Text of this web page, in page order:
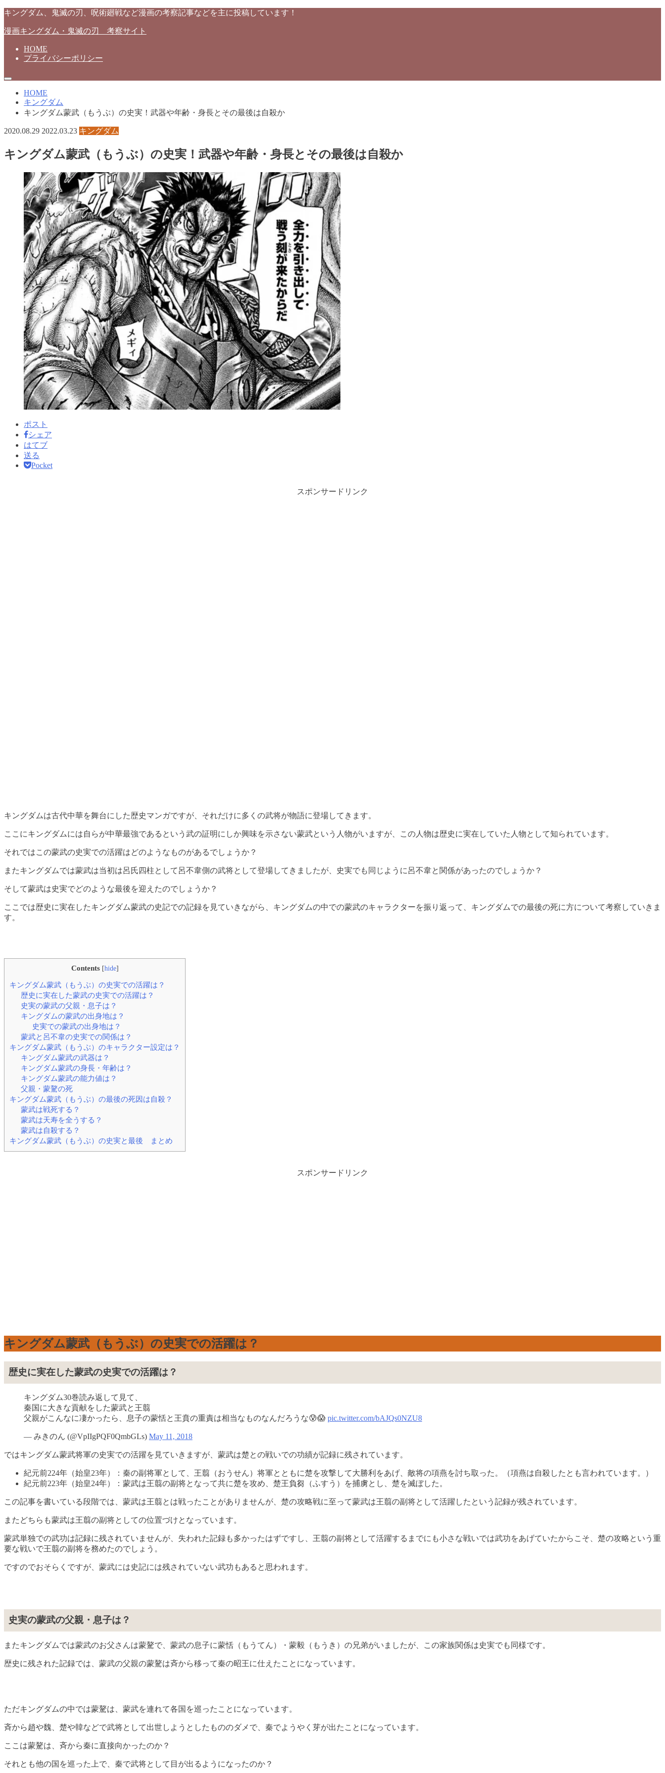
キングダム、鬼滅の刃、呪術廻戦など漫画の考察記事などを主に投稿しています！
漫画キングダム・鬼滅の刃 考察サイト
HOME
プライバシーポリシー
HOME
キングダム
キングダム蒙武（もうぶ）の史実！武器や年齢・身長とその最後は自殺か
2020.08.29 2022.03.23 キングダム
キングダム蒙武（もうぶ）の史実！武器や年齢・身長とその最後は自殺か
ポスト
シェア
はてブ
送る
Pocket
スポンサードリンク
キングダムは古代中華を舞台にした歴史マンガですが、それだけに多くの武将が物語に登場してきます。
ここにキングダムには自らが中華最強であるという武の証明にしか興味を示さない蒙武という人物がいますが、この人物は歴史に実在していた人物として知られています。
それではこの蒙武の史実での活躍はどのようなものがあるでしょうか？
またキングダムでは蒙武は当初は呂氏四柱として呂不韋側の武将として登場してきましたが、史実でも同じように呂不韋と関係があったのでしょうか？
そして蒙武は史実でどのような最後を迎えたのでしょうか？
ここでは歴史に実在したキングダム蒙武の史記での記録を見ていきながら、キングダムの中での蒙武のキャラクターを振り返って、キングダムでの最後の死に方について考察していきま
す。
Contents [hide]
キングダム蒙武（もうぶ）の史実での活躍は？
歴史に実在した蒙武の史実での活躍は？
史実の蒙武の父親・息子は？
キングダムの蒙武の出身地は？
史実での蒙武の出身地は？
蒙武と呂不韋の史実での関係は？
キングダム蒙武（もうぶ）のキャラクター設定は？
キングダム蒙武の武器は？
キングダム蒙武の身長・年齢は？
キングダム蒙武の能力値は？
父親・蒙驁の死
キングダム蒙武（もうぶ）の最後の死因は自殺？
蒙武は戦死する？
蒙武は天寿を全うする？
蒙武は自殺する？
キングダム蒙武（もうぶ）の史実と最後 まとめ
スポンサードリンク
キングダム蒙武（もうぶ）の史実での活躍は？
歴史に実在した蒙武の史実での活躍は？
キングダム30巻読み返して見て、
秦国に大きな貢献をした蒙武と王翦
父親がこんなに凄かったら、息子の蒙恬と王賁の重責は相当なものなんだろうな😰😱 pic.twitter.com/bAJQs0NZU8
— みきのん (@VpIIgPQF0QmbGLs) May 11, 2018
ではキングダム蒙武将軍の史実での活躍を見ていきますが、蒙武は楚との戦いでの功績が記録に残されています。
紀元前224年（始皇23年）：秦の副将軍として、王翦（おうせん）将軍とともに楚を攻撃して大勝利をあげ、敵将の項燕を討ち取った。（項燕は自殺したとも言われています。）
紀元前223年（始皇24年）：蒙武は王翦の副将となって共に楚を攻め、楚王負芻（ふすう）を捕虜とし、楚を滅ぼした。
この記事を書いている段階では、蒙武は王翦とは戦ったことがありませんが、楚の攻略戦に至って蒙武は王翦の副将として活躍したという記録が残されています。
またどちらも蒙武は王翦の副将としての位置づけとなっています。
蒙武単独での武功は記録に残されていませんが、失われた記録も多かったはずですし、王翦の副将として活躍するまでにも小さな戦いでは武功をあげていたからこそ、楚の攻略という重
要な戦いで王翦の副将を務めたのでしょう。
ですのでおそらくですが、蒙武には史記には残されていない武功もあると思われます。
史実の蒙武の父親・息子は？
またキングダムでは蒙武のお父さんは蒙驁で、蒙武の息子に蒙恬（もうてん）・蒙毅（もうき）の兄弟がいましたが、この家族関係は史実でも同様です。
歴史に残された記録では、蒙武の父親の蒙驁は斉から移って秦の昭王に仕えたことになっています。
ただキングダムの中では蒙驁は、蒙武を連れて各国を巡ったことになっています。
斉から趙や魏、楚や韓などで武将として出世しようとしたもののダメで、秦でようやく芽が出たことになっています。
ここは蒙驁は、斉から秦に直接向かったのか？
それとも他の国を巡った上で、秦で武将として目が出るようになったのか？